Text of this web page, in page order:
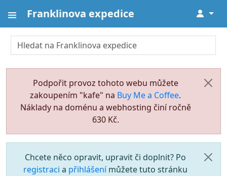
Franklinova expedice ↓
Podpořit provoz tohoto webu můžete
zakoupením "kafe" na Buy Me a Coffee.
Náklady na doménu a webhosting činí ročně
630 Kč.
Chcete něco opravit, upravit či doplnit? Po
registraci a přihlášenímůžete tuto stránku